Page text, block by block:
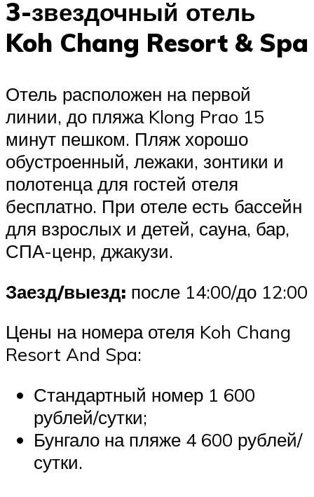
3-звездочный отель
Koh Chang Resort & Spa
Отель расположен на первой
линии, до пляжа Klong Prao 15
минут пешком. Пляж хорошо
обустроенный, лежаки, зонтики и
полотенца для гостей отеля
бесплатно. При отеле есть бассейн
для взрослых и детей, сауна, бар,
СПА-ценр, джакузи.
Заезд/выезд: после 14:00/до 12:00
Цены на номера отеля Koh Chang
Resort And Spa:
Стандартный номер 1 600
рублей/сутки;
Бунгало на пляже 4 600 рублей/
сутки.